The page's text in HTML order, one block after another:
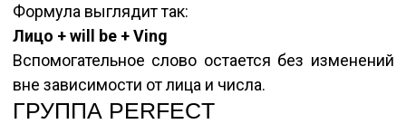
Формула выглядит так:
Лицо + will be + Ving
Вспомогательное слово остается без изменений
вне зависимости от лица и числа.
ГРУППА PERFECT